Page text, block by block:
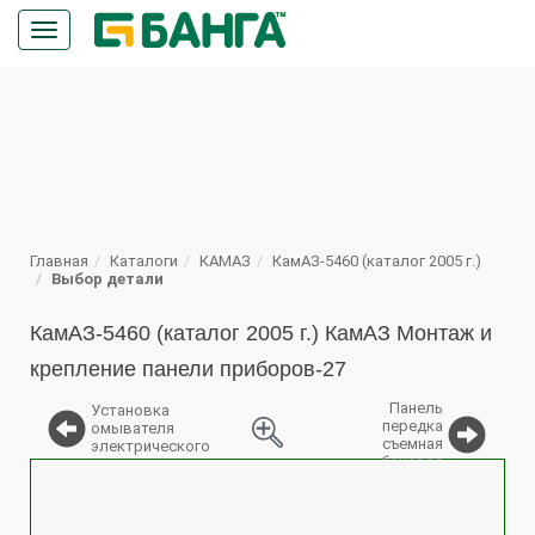
Кнопка
меню
Главная Каталоги КАМАЗ
КамАЗ-5460 (каталог 2005 г.)
Выбор детали
КамАЗ-5460 (каталог 2005 г.) КамАЗ Монтаж и
крепление панели приборов-27
Установка
омывателя
электрического
Панель
передка
съемная
боковая